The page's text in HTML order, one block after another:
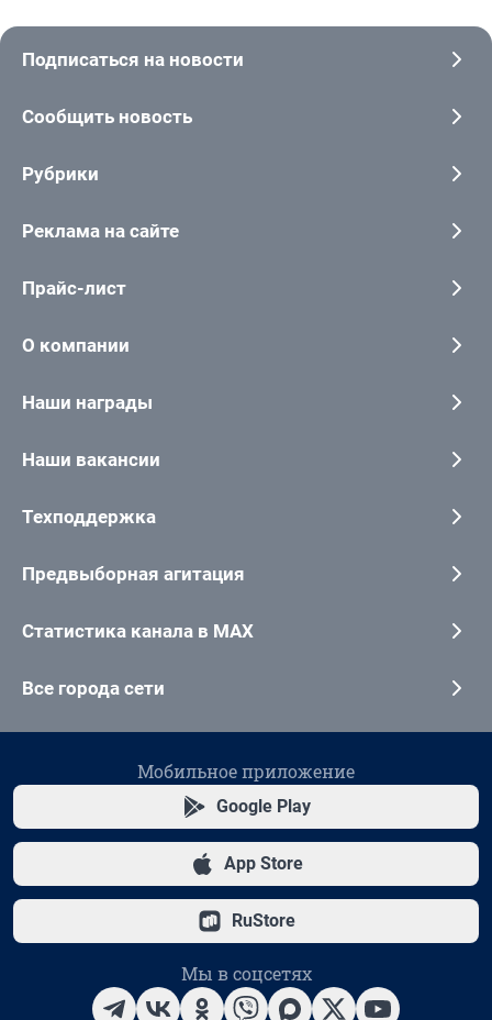
Подписаться на новости
Сообщить новость
Рубрики
Реклама на сайте
Прайс-лист
О компании
Наши награды
Наши вакансии
Техподдержка
Предвыборная агитация
Статистика канала в MAX
Все города сети
Мобильное приложение
Google Play
App Store
RuStore
Мы в соцсетях